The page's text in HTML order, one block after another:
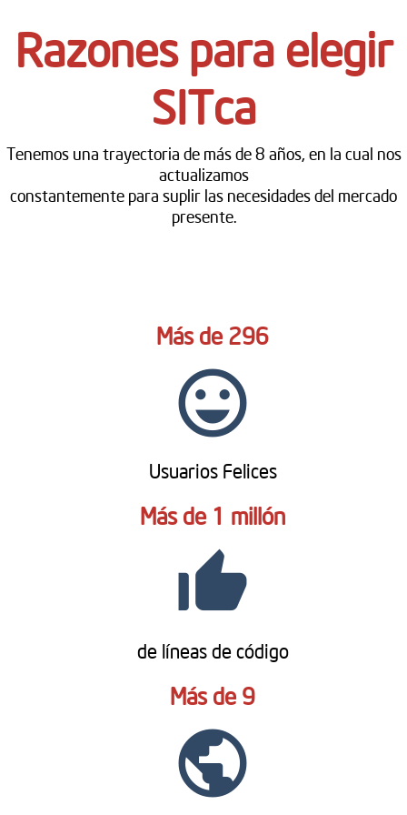
Razones para elegir
SITca
Tenemos una trayectoria de más de 8 años, en la cual nos
actualizamos
constantemente para suplir las necesidades del mercado
presente.
Más de 296
sentiment_very_satisfied
Usuarios Felices
Más de 1 millón
thumb_up_alt
de líneas de código
Más de 9
public